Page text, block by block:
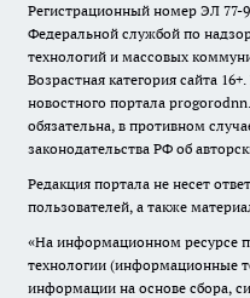
Регистрационный номер ЭЛ 77-
Федеральной службой по
технологий и массовых
Возрастная категория сайта
новостного портала
обязательна, в противном
законодательства РФ об
Редакция портала не несет
пользователей, а также
«На информационном ресурсе
технологии (информационные
информации на основе сбора,